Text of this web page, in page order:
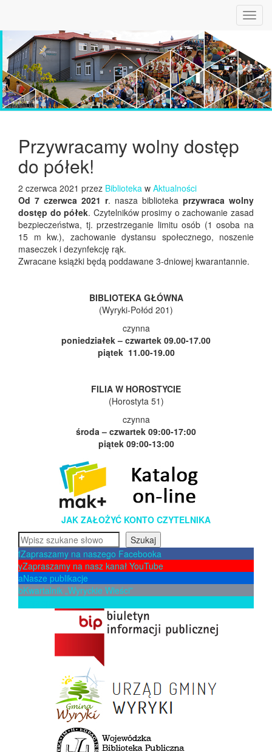
Przywracamy wolny dostęp
do półek!
2 czerwca 2021 przez Biblioteka w Aktualności
Od 7 czerwca 2021 r. nasza biblioteka przywraca wolny
dostęp do półek. Czytelników prosimy o zachowanie zasad
bezpieczeństwa, tj. przestrzeganie limitu osób (1 osoba na
15 m kw.), zachowanie dystansu społecznego, noszenie
maseczek i dezynfekcję rąk.
Zwracane książki będą poddawane 3-dniowej kwarantannie.
BIBLIOTEKA GŁÓWNA
(Wyryki-Połód 201)
czynna
poniedziałek – czwartek 09.00-17.00
piątek 11.00-19.00
FILIA W HOROSTYCIE
(Horostyta 51)
czynna
środa – czwartek 09:00-17:00
piątek 09:00-13:00
JAK ZAŁOŻYĆ KONTO CZYTELNIKA
Szukaj
Szukaj
fZapraszamy na naszego Facebooka
yZapraszamy na nasz kanał YouTube
aNasze publikacje
bKwartalnik „Wyryckie Wieści”